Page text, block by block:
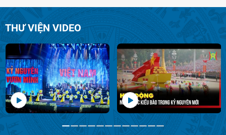
THƯ VIỆN VIDEO